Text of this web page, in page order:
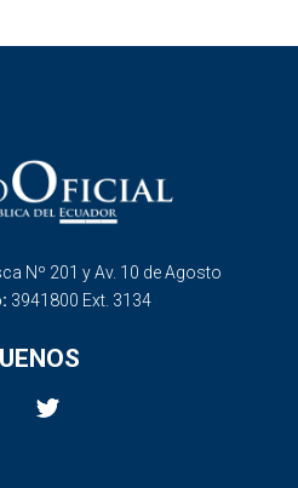
Nº 201 y Av. 10 de Agosto
3941800 Ext. 3134